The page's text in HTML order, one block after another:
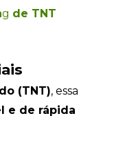
g de TNT
(TNT), essa
e de rápida